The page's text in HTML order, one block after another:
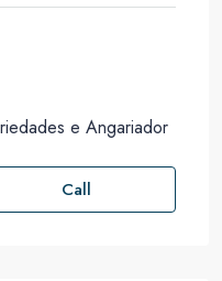
e Angariador
Call